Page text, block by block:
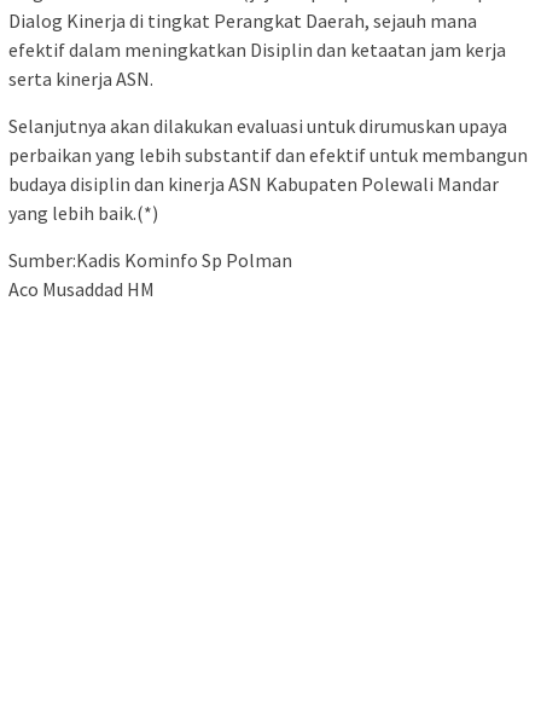
Dialog Kinerja di tingkat Perangkat Daerah, sejauh mana
efektif dalam meningkatkan Disiplin dan ketaatan jam kerja
serta kinerja ASN.
Selanjutnya akan dilakukan evaluasi untuk dirumuskan upaya
perbaikan yang lebih substantif dan efektif untuk membangun
budaya disiplin dan kinerja ASN Kabupaten Polewali Mandar
yang lebih baik.(*)
Sumber:Kadis Kominfo Sp Polman
Aco Musaddad HM